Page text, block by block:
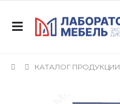
КАТАЛОГ ПРОДУКЦИИ